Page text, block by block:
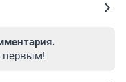
первым!